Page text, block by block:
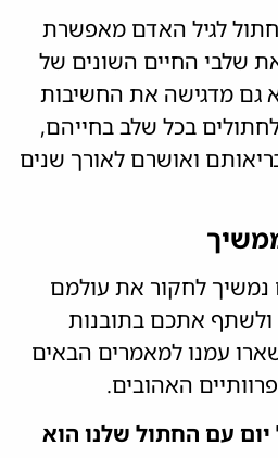
לגיל האדם מאפשרת
שלבי החיים השונים של
גם מדגישה את החשיבות
בכל שלב בחייהם,
ואושרם לאורך שנים
לחקור את עולמם
אתכם בתובנות
עמנו למאמרים הבאים
האהובים.
יום עם החתול שלנו הוא